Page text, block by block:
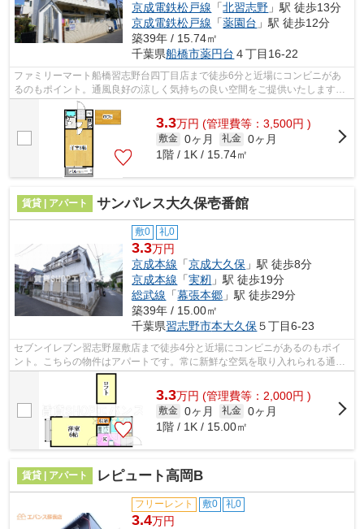
京成電鉄松戸線 「北習志野 」駅 徒歩13分
京成電鉄松戸線 「薬園台 」駅 徒歩12分
築39年 / 15.74㎡
千葉県船橋市薬円台 ４丁目16-22
ファミリーマート船橋習志野台四丁目店まで徒歩6分と近場にコンビニがあ
るのもポイント。通風良好の涼しく気持ちの良い空間をご提供いたします。
こちらの物件では初期費用をカードでお...
3.3万円 (管理費等：3,500円 )
敷金 0ヶ月 礼金 0ヶ月
1階 / 1K / 15.74㎡
賃貸 | アパート サンパレス大久保壱番館
敷0 礼0
3.3万円
京成本線 「京成大久保 」駅 徒歩8分
京成本線 「実籾 」駅 徒歩19分
総武線 「幕張本郷 」駅 徒歩29分
築39年 / 15.00㎡
千葉県習志野市本大久保５丁目6-23
セブンイレブン習志野屋敷店まで徒歩4分と近場にコンビニがあるのもポイ
ント。こちらの物件はアパートです。常に新鮮な空気を取り入れられる通風
良好な間取りの物件。こちらの物件は周...
3.3万円 (管理費等：2,000円 )
敷金 0ヶ月 礼金 0ヶ月
1階 / 1K / 15.00㎡
賃貸 | アパート レピュート高岡B
フリーレント 敷0 礼0
3.4万円